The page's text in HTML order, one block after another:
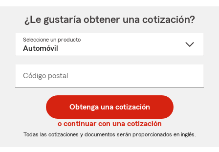
¿Le gustaría obtener una cotización?
Seleccione un producto
desplegable
Código postal
de
5
dígitos
de
5
dígitos
_____
Obtenga una cotización
o continuar con una cotización
Todas las cotizaciones y documentos serán proporcionados en inglés.